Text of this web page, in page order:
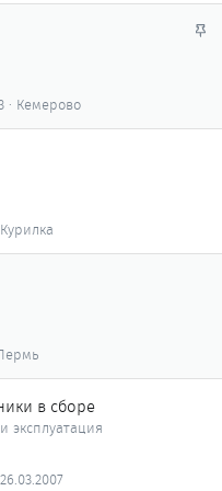
З
п
Кемерово
Курилка
в сборе
эксплуатация
26.03.2007